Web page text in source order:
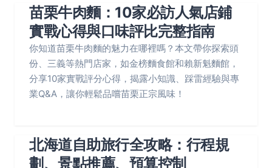
苗栗牛肉麵：10家必訪人氣店鋪
實戰心得與口味評比完整指南
你知道苗栗牛肉麵的魅力在哪裡嗎？本文帶你探索頭
份、三義等熱門店家，如金榜麵食館和賴新魁麵館，
分享10家實戰評分心得，揭露小知識、踩雷經驗與專
業Q&A，讓你輕鬆品嚐苗栗正宗風味！
北海道自助旅行全攻略：行程規
劃、景點推薦、預算控制